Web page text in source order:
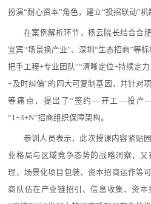
扮演“耐心资本”角色，建立“投招联动”机
在案例解析环节，杨云院长结合合
宜宾“场景换产业”、深圳“生态招商”等
把手工程+专业团队”“清晰定位+持续定
+及时纠偏”的四大可复制基因，并针对
等痛点，提出了“签约—开工—投产
“1+3+N”招商组织保障架构。
参训人员表示，此次授课内容紧贴
业格局与区域竞争态势的战略洞察，
理、场景化项目包装、资本招商运作等
商队伍在产业链招引、信息收集、资